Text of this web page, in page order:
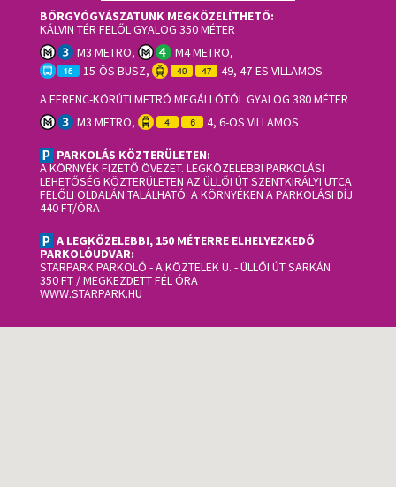
BŐRGYÓGYÁSZATUNK MEGKÖZELÍTHETŐ:
KÁLVIN TÉR FELŐL GYALOG 350 MÉTER
M3 METRO,
M4 METRO,
15-ÖS BUSZ,
49, 47-ES VILLAMOS
A FERENC-KÖRÚTI METRÓ MEGÁLLÓTÓL GYALOG 380 MÉTER
M3 METRO,
4, 6-OS VILLAMOS
PARKOLÁS KÖZTERÜLETEN:
A KÖRNYÉK FIZETŐ ÖVEZET. LEGKÖZELEBBI PARKOLÁSI
LEHETŐSÉG KÖZTERÜLETEN AZ ÜLLŐI ÚT SZENTKIRÁLYI UTCA
FELŐLI OLDALÁN TALÁLHATÓ. A KÖRNYÉKEN A PARKOLÁSI DÍJ
440 FT/ÓRA
A LEGKÖZELEBBI, 150 MÉTERRE ELHELYEZKEDŐ
PARKOLÓUDVAR:
STARPARK PARKOLÓ - A KÖZTELEK U. - ÜLLŐI ÚT SARKÁN
350 FT / MEGKEZDETT FÉL ÓRA
WWW.STARPARK.HU